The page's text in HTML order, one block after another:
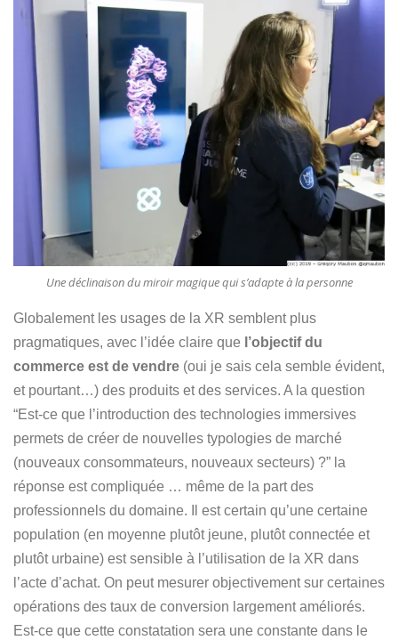
Une déclinaison du miroir magique qui s’adapte à la personne
Globalement les usages de la XR semblent plus
pragmatiques, avec l’idée claire que l’objectif du
commerce est de vendre (oui je sais cela semble évident,
et pourtant…) des produits et des services. A la question
“Est-ce que l’introduction des technologies immersives
permets de créer de nouvelles typologies de marché
(nouveaux consommateurs, nouveaux secteurs) ?” la
réponse est compliquée … même de la part des
professionnels du domaine. Il est certain qu’une certaine
population (en moyenne plutôt jeune, plutôt connectée et
plutôt urbaine) est sensible à l’utilisation de la XR dans
l’acte d’achat. On peut mesurer objectivement sur certaines
opérations des taux de conversion largement améliorés.
Est-ce que cette constatation sera une constante dans le